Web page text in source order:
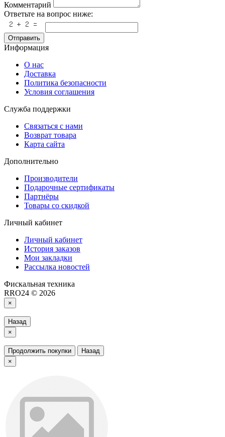
Комментарий
Ответьте на вопрос ниже:
Отправить
Информация
О нас
Доставка
Политика безопасности
Условия соглашения
Служба поддержки
Связаться с нами
Возврат товара
Карта сайта
Дополнительно
Производители
Подарочные сертификаты
Партнёры
Товары со скидкой
Личный кабинет
Личный кабинет
История заказов
Мои закладки
Рассылка новостей
Фискальная техника
RRO24 © 2026
×
Назад
×
Продолжить покупки
Назад
×